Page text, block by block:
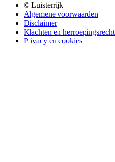
© Luisterrijk
Algemene voorwaarden
Disclaimer
Klachten en herroepingsrecht
Privacy en cookies